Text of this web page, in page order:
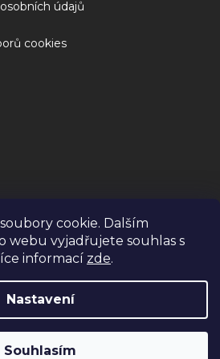
cookie. Dalším
webu vyjadřujete souhlas s
informací zde.
Nastavení
Souhlasím
údajů
cookies
FOOD . Všechna práva vyhrazena.